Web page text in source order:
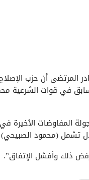
المرتضى أن حزب
في قوات الشرعية
المفاوضات
تشمل (محمود
ذلك وأفشل الإتفاق”.